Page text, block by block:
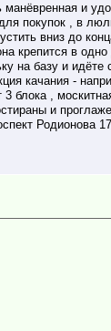
и
покупок , в
вниз до
крепится в
базу и идёте
качания -
блока ,
и
Родионова